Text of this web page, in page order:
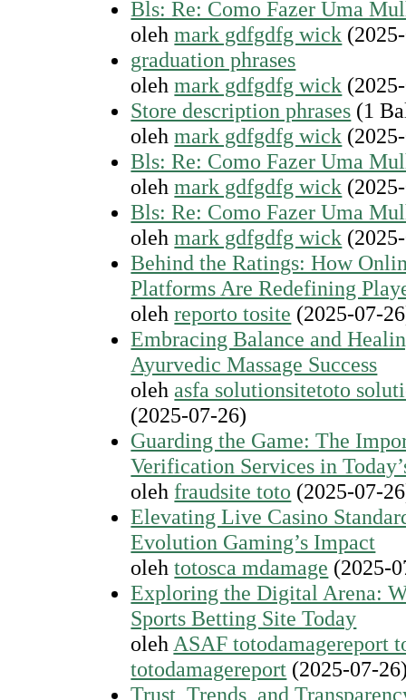
Bls: Re: Como Fazer Uma
olehmark gdfgdfg wick
graduation phrases
olehmark gdfgdfg wick
Store description phrases (1
olehmark gdfgdfg wick
Bls: Re: Como Fazer Uma
olehmark gdfgdfg wick
Bls: Re: Como Fazer Uma
olehmark gdfgdfg wick
Behind the Ratings: How
Platforms Are Redefining
olehreporto tosite (2025-07-
Embracing Balance and
Ayurvedic Massage Success
oleh asfa solutionsitetoto
(2025-07-26)
Guarding the Game: The
Verification Services in
olehfraudsite toto (2025-07-
Elevating Live Casino
Evolution Gaming’s Impact
olehtotosca mdamage (2025-
Exploring the Digital Arena:
Sports Betting Site Today
oleh ASAF totodamagereport
totodamagereport (2025-07-
Trust, Trends, and